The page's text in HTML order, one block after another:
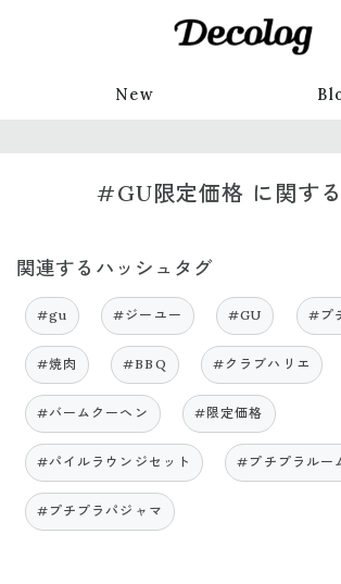
New
#GU限定価格 に関す
関連するハッシュタグ
#gu #ジーユー #GU #プ
#焼肉 #BBQ #クラブハリエ
#バームクーヘン #限定価格
#パイルラウンジセット #プチプラルー
#プチプラパジャマ